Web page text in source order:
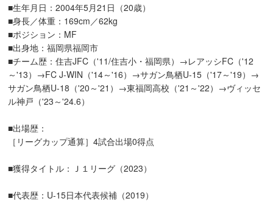
■生年月日：2004年5月21日（20歳）
■身長／体重：169cm／62kg
■ポジション：MF
■出身地：福岡県福岡市
■チーム歴：住吉JFC（'11/住吉小・福岡県）→レアッシFC（'12
～'13）→FC J-WIN（'14～'16）→サガン鳥栖U-15（'17～'19）→
サガン鳥栖U-18（'20～'21）→東福岡高校（'21～'22）→ヴィッセ
ル神戸（'23～'24.6）
■出場歴：
［リーグカップ通算］4試合出場0得点
■獲得タイトル：Ｊ１リーグ（2023）
■代表歴：U-15日本代表候補（2019）